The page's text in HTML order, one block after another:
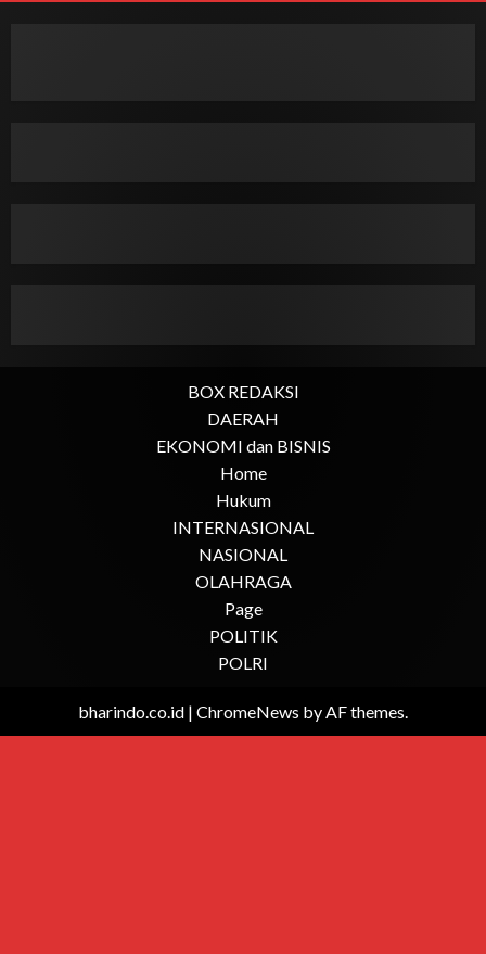
BOX REDAKSI
DAERAH
EKONOMI dan BISNIS
Home
Hukum
INTERNASIONAL
NASIONAL
OLAHRAGA
Page
POLITIK
POLRI
bharindo.co.id | ChromeNews by AF themes.